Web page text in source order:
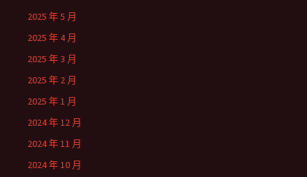
2025 年 5 月
2025 年 4 月
2025 年 3 月
2025 年 2 月
2025 年 1 月
2024 年 12 月
2024 年 11 月
2024 年 10 月